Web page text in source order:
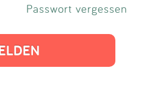
Passwort vergessen